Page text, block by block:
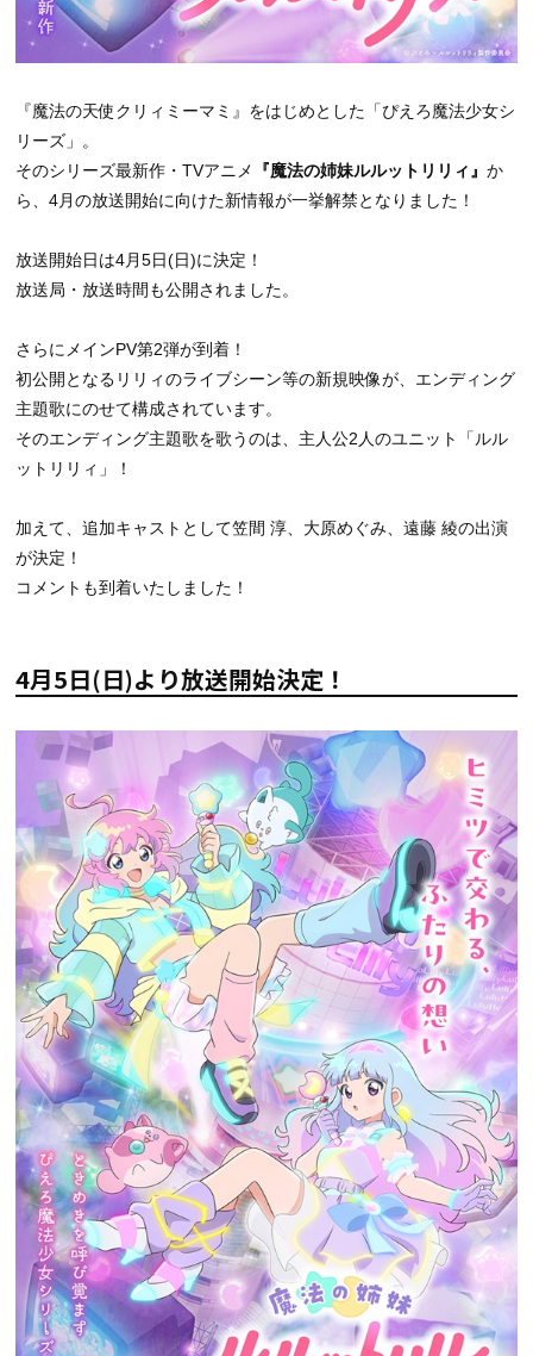
『魔法の天使クリィミーマミ』をはじめとした「ぴえろ魔法少女シ
リーズ」。
そのシリーズ最新作・TVアニメ
『魔法の姉妹ルルットリリィ』か
ら、4月の放送開始に向けた新情報が一挙解禁となりました！
放送開始日は4月5日(日)に決定！
放送局・放送時間も公開されました。
さらにメインPV第2弾が到着！
初公開となるリリィのライブシーン等の新規映像が、エンディング
主題歌にのせて構成されています。
そのエンディング主題歌を歌うのは、主人公2人のユニット「ルル
ットリリィ」！
加えて、追加キャストとして笠間 淳、大原めぐみ、遠藤 綾の出演
が決定！
コメントも到着いたしました！
4月5日(日)より放送開始決定！